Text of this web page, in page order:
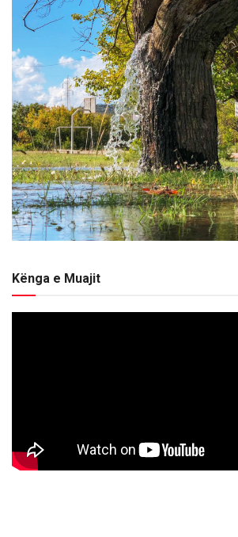
Kënga e Muajit